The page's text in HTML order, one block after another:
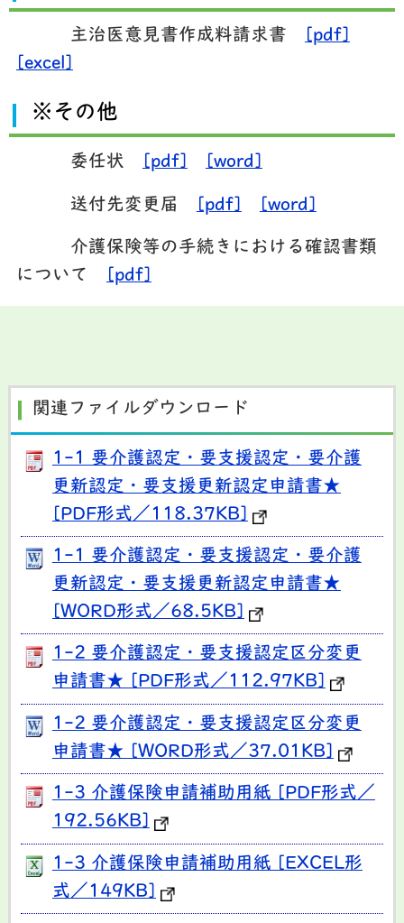
主治医意見書作成料請求書
[pdf]
[excel]
※その他
委任状 [pdf] [word]
送付先変更届 [pdf] [word]
介護保険等の手続きにおける確認書類
について
[pdf]
関連ファイルダウンロード
1-1 要介護認定・要支援認定・要介護
更新認定・要支援更新認定申請書★
[PDF形式／118.37KB]
1-1 要介護認定・要支援認定・要介護
更新認定・要支援更新認定申請書★
[WORD形式／68.5KB]
1-2 要介護認定・要支援認定区分変更
申請書★ [PDF形式／112.97KB]
1-2 要介護認定・要支援認定区分変更
申請書★ [WORD形式／37.01KB]
1-3 介護保険申請補助用紙 [PDF形式／
192.56KB]
1-3 介護保険申請補助用紙 [EXCEL形
式／149KB]